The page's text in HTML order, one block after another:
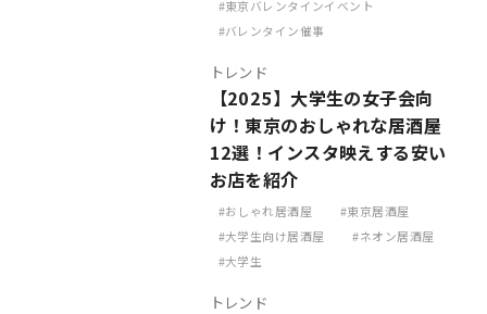
東京バレンタインイベント
バレンタイン催事
トレンド
【2025】大学生の女子会向
け！東京のおしゃれな居酒屋
12選！インスタ映えする安い
お店を紹介
おしゃれ居酒屋
東京居酒屋
大学生向け居酒屋
ネオン居酒屋
大学生
トレンド